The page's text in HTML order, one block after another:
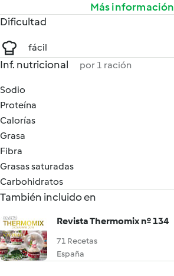
Más información
Dificultad
fácil
Inf. nutricional por 1 ración
Sodio
Proteína
Calorías
Grasa
Fibra
Grasas saturadas
Carbohidratos
También incluido en
Revista Thermomix nº 134
71 Recetas
España